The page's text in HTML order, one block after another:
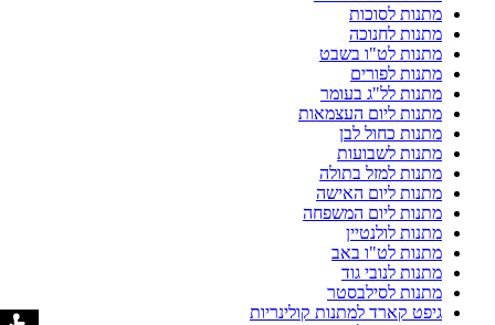
מתנות לסוכות
מתנות לחנוכה
מתנות לט"ו בשבט
מתנות לפורים
מתנות לל"ג בעומר
מתנות ליום העצמאות
מתנות כחול לבן
מתנות לשבועות
מתנות למזל בתולה
מתנות ליום האישה
מתנות ליום המשפחה
מתנות לולנטיין
מתנות לט"ו באב
מתנות לנובי גוד
מתנות לסילבסטר
גיפט קארד למתנות קולינריות